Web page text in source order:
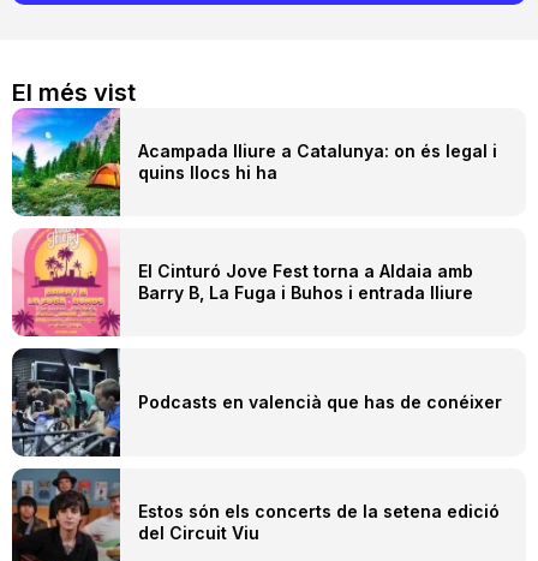
El més vist
Acampada lliure a Catalunya: on és legal i
quins llocs hi ha
El Cinturó Jove Fest torna a Aldaia amb
Barry B, La Fuga i Buhos i entrada lliure
Podcasts en valencià que has de conéixer
Estos són els concerts de la setena edició
del Circuit Viu